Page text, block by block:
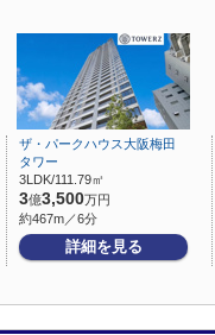
ザ・パークハウス大阪梅田
タワー
3LDK/111.79㎡
3億3,500万円
約467m／6分
詳細を見る